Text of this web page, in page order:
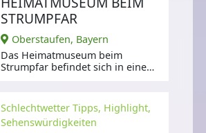
STRUMPFAR
Oberstaufen, Bayern
Das Heimatmuseum beim
Strumpfar befindet sich in einem
Schlechtwetter Tipps, Highlight,
Sehenswürdigkeiten